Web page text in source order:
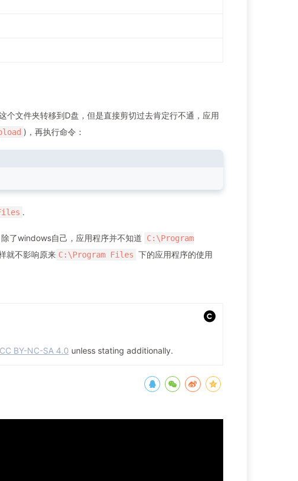
个文件夹转移到D盘，但是直接剪切过去肯定行不通，应用
)，再执行命令：
.
了windows自己，应用程序并不知道
C:\Program
就不影响原来 C:\Program Files 下的应用程序的使用
CC BY-NC-SA 4.0 unless stating additionally.